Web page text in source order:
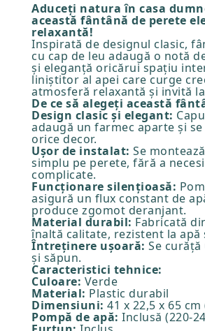
Aduceți natura în casa
această fântână de perete
relaxantă!
Inspirată de designul clasic,
cu cap de leu adaugă o notă
și eleganță oricărui spațiu
liniștitor al apei care curge
atmosferă relaxantă și invită
De ce să alegeți această
Design clasic și elegant:
adaugă un farmec aparte și
orice decor.
Ușor de instalat: Se
simplu pe perete, fără a
complicate.
Funcționare silențioasă:
asigură un flux constant de
produce zgomot deranjant.
Material durabil: Fabricată
înaltă calitate, rezistent la apă
Întreținere ușoară: Se curăță
și săpun.
Caracteristici tehnice:
Culoare: Verde
Material: Plastic durabil
Dimensiuni: 41 x 22,5 x 65
Pompă de apă: Inclusă (220-